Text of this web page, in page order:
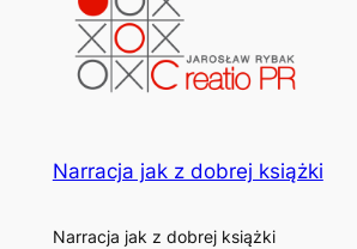
Narracja jak z dobrej książki
Narracja jak z dobrej książki